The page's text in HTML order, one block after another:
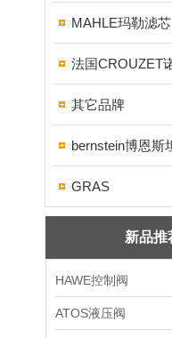
MAHLE玛勒滤芯
其它品牌
bernstein博恩斯
GRAS
新品推
HAWE控制阀
ATOS液压阀